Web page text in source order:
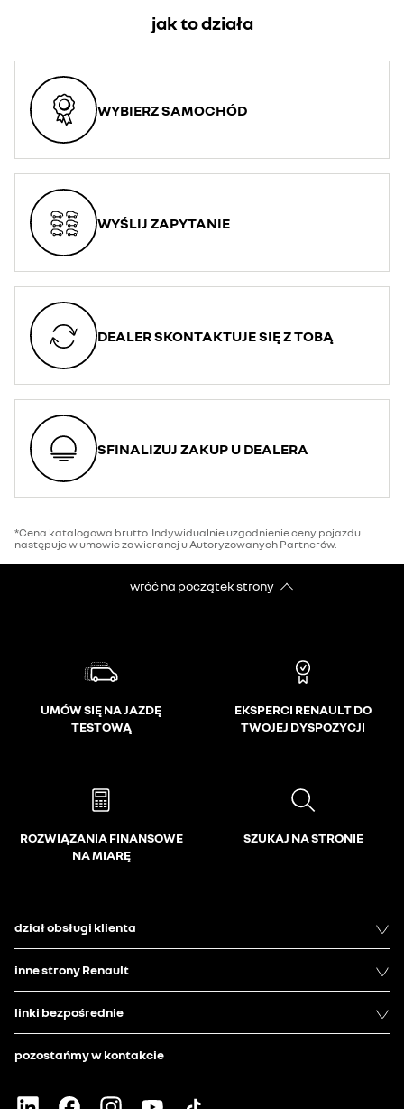
jak to działa
WYBIERZ SAMOCHÓD
WYŚLIJ ZAPYTANIE
DEALER SKONTAKTUJE SIĘ Z TOBĄ
SFINALIZUJ ZAKUP U DEALERA
*Cena katalogowa brutto. Indywidualnie uzgodnienie ceny pojazdu
następuje w umowie zawieranej u Autoryzowanych Partnerów.
wróć na początek strony
UMÓW SIĘ NA JAZDĘ
TESTOWĄ
EKSPERCI RENAULT DO
TWOJEJ DYSPOZYCJI
ROZWIĄZANIA FINANSOWE
NA MIARĘ
SZUKAJ NA STRONIE
dział obsługi klienta
inne strony Renault
linki bezpośrednie
pozostańmy w kontakcie